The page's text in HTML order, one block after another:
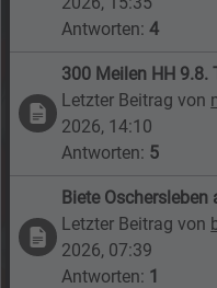
Antworten:4
300 Meilen HH 9.8.
Letzter Beitrag von
2026, 14:10
Antworten: 5
Biete
Letzter Beitrag von
2026, 07:39
Antworten: 1